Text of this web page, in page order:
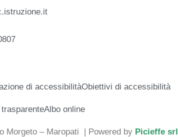
di accessibilitàObiettivi di accessibilità
Albo online
Morgeto – Maropati | Powered by Picieffe srl